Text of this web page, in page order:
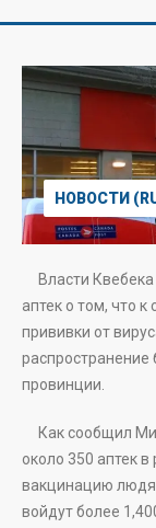
НОВОСТИ
Власти Квебека
аптек о том, что
прививки от
распространение
провинции.
Как сообщил
около 350 аптек
вакцинацию
войдут более